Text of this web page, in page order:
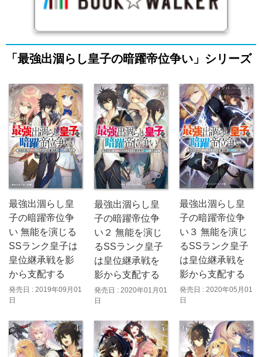
「最強出涸らし皇子の暗躍帝位争い」シリーズ
最強出涸らし皇
子の暗躍帝位争
い 無能を演じる
SSランク皇子は
皇位継承戦を影
から支配する
発売日 : 2019年09月01
日
最強出涸らし皇
子の暗躍帝位争
い２ 無能を演じ
るSSランク皇子
は皇位継承戦を
影から支配する
発売日 : 2020年01月01
日
最強出涸らし皇
子の暗躍帝位争
い３ 無能を演じ
るSSランク皇子
は皇位継承戦を
影から支配する
発売日 : 2020年05月01
日